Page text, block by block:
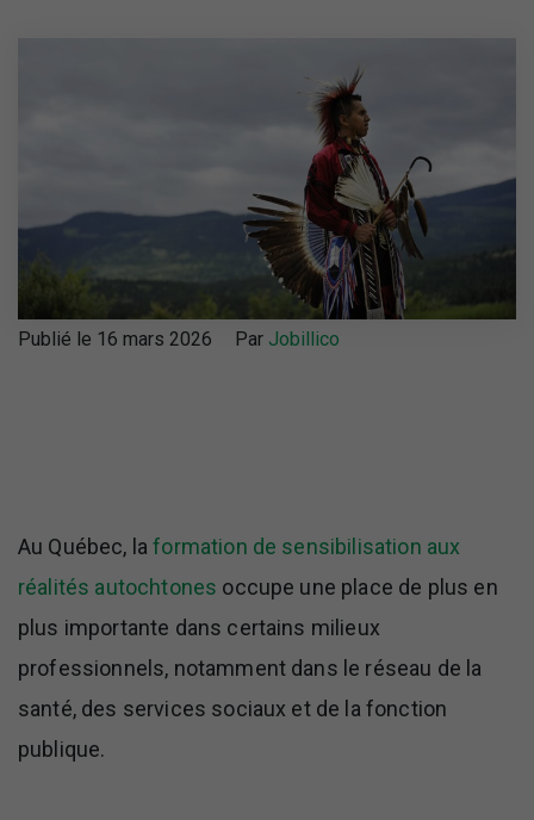
Publié le 16 mars 2026 Par Jobillico
Au Québec, laformation de sensibilisation aux
réalités autochtones occupe une place de plus en
plus importante dans certains milieux
professionnels, notamment dans le réseau de la
santé, des services sociaux et de la fonction
publique.